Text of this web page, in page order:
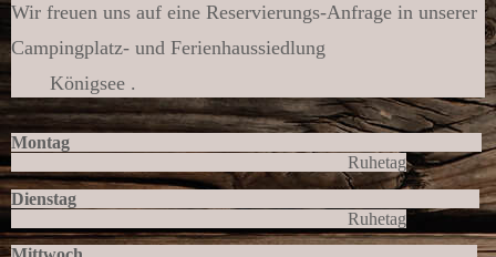
Wir freuen uns auf eine Reser­vierungs-Anfrage in unserer
Camping­platz- und Ferien­haus­sied­lung
Königsee .
Montag
Ruhetag
Dienstag
Ruhetag